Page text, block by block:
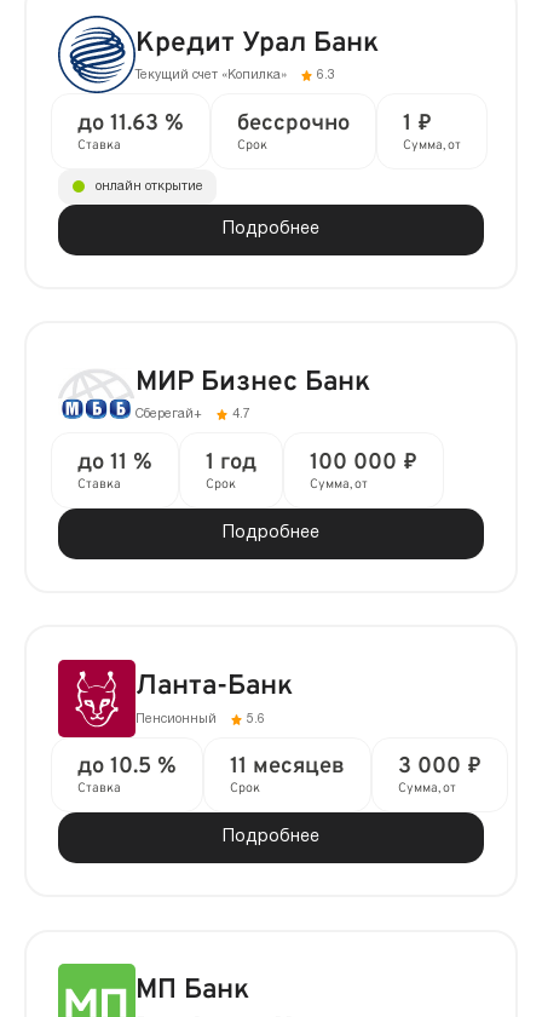
Кредит Урал Банк
Текущий счет «Копилка» 6.3
до 11.63 %
Ставка
бессрочно
Срок
1 ₽
Сумма, от
Подробнее
онлайн открытие
МИР Бизнес Банк
Сберегай+ 4.7
до 11 %
Ставка
1 год
Срок
100 000 ₽
Сумма, от
Подробнее
Ланта-Банк
Пенсионный 5.6
до 10.5 %
Ставка
11 месяцев
Срок
3 000 ₽
Сумма, от
Подробнее
МП Банк